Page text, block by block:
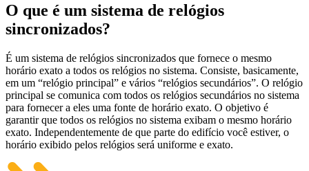
O que é um sistema de relógios
sincronizados?
É um sistema de relógios sincronizados que fornece o mesmo
horário exato a todos os relógios no sistema. Consiste, basicamente,
em um “relógio principal” e vários “relógios secundários”. O relógio
principal se comunica com todos os relógios secundários no sistema
para fornecer a eles uma fonte de horário exato. O objetivo é
garantir que todos os relógios no sistema exibam o mesmo horário
exato. Independentemente de que parte do edifício você estiver, o
horário exibido pelos relógios será uniforme e exato.